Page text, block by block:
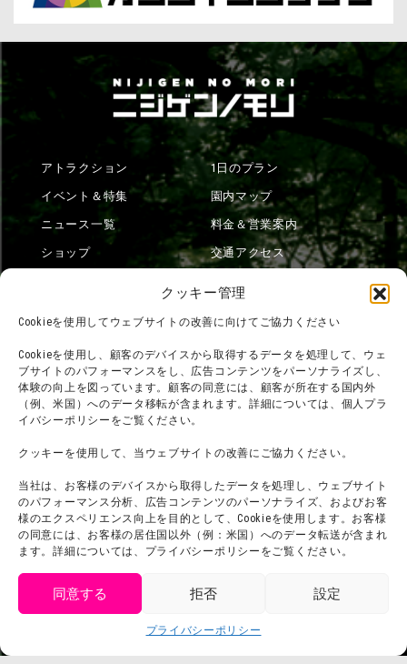
クッキー管理
Cookieを使用してウェブサイトの改善に向けてご協力ください
Cookieを使用し、顧客のデバイスから取得するデータを処理して、ウェ
ブサイトのパフォーマンスをし、広告コンテンツをパーソナライズし、
体験の向上を図っています。顧客の同意には、顧客が所在する国内外
（例、米国）へのデータ移転が含まれます。詳細については、個人プラ
イバシーポリシーをご覧ください。
クッキーを使用して、当ウェブサイトの改善にご協力ください。
当社は、お客様のデバイスから取得したデータを処理し、ウェブサイト
のパフォーマンス分析、広告コンテンツのパーソナライズ、およびお客
様のエクスペリエンス向上を目的として、Cookieを使用します。お客様
の同意には、お客様の居住国以外（例：米国）へのデータ転送が含まれ
ます。詳細については、プライバシーポリシーをご覧ください。
同意する 拒否 設定
プライバシーポリシー
アトラクション
イベント＆特集
ニュース一覧
ショップ
1日のプラン
園内マップ
料金＆営業案内
交通アクセス
団体利用について
お問い合わせ
利用規約
プライバシーポリシー
プレスリリース
メディア掲載実績
会社概要
スタッフ募集